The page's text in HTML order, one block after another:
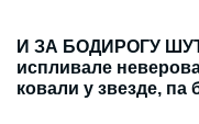
И ЗА БОДИРОГУ
испливале
ковали у звезде, па